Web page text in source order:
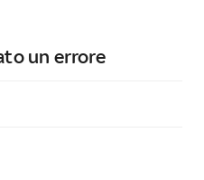
un errore